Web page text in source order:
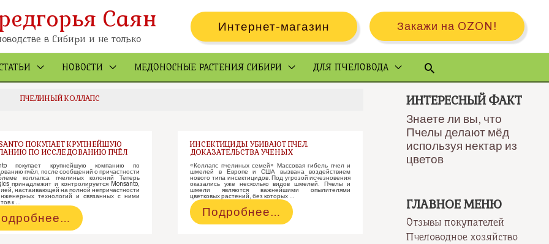
Саян
в Сибири и не только
Интернет-магазин Закажи на OZON!
НОВОСТИ МЕДОНОСНЫЕ РАСТЕНИЯ СИБИРИ ДЛЯ ПЧЕЛОВОДА Поиск
ПЧЕЛИНЫЙ КОЛЛАПС
ПОКУПАЕТ КРУПНЕЙШУЮ
ПО ИССЛЕДОВАНИЮ ПЧЁЛ
покупает крупнейшую компанию по
пчёл, после сообщений о причастности
коллапса пчелиных колоний Теперь
принадлежит и контролируется Monsanto,
настаивающей на полной непричастности
технологий и связанных с ними
к …
ИНСЕКТИЦИДЫ УБИВАЮТ ПЧЕЛ.
ДОКАЗАТЕЛЬСТВА УЧЕНЫХ
«Коллапс пчелиных семей» Массовая гибель пчел и
шмелей в Европе и США вызвана воздействием
нового типа инсектицидов. Под угрозой исчезновения
оказались уже несколько видов шмелей. Пчелы и
шмели являются важнейшими опылителями
цветковых растений, без которых …
Инсектициды
убивают
Подробнее…
ИНТЕРЕСНЫЙ ФАКТ
Знаете ли вы, что
Пчелы делают мёд
используя нектар из
цветов
ГЛАВНОЕ МЕНЮ
Отзывы покупателей
Пчеловодное хозяйство